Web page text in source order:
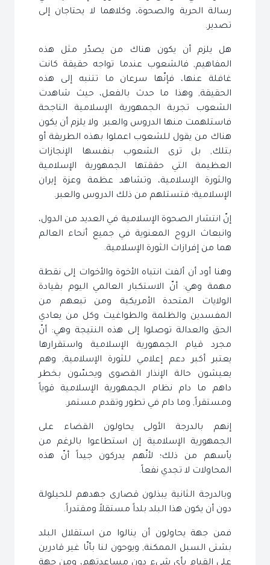
رسالة الحرية والصحوة، وكلاهما لا يحتاجان إلى
تصدير.
هل يلزم أن يكون هناك من يصدّر مثل هذه
المفاهيم, فالشعوب عندما تواجه حقيقة كانت
غافلة عنها، فإنّها سرعان ما تتنبه إلى هذه
الحقيقة, وهذا ما حدث بالفعل، حيث شاهدت
الشعوب تجربة الجمهورية الإسلامية الناجحة
فاستلهمت منها الدروس والعبر. ولا يلزم أن يكون
هناك من يقول للشعوب اعملوا بهذه الطريقة أو
بتلك, بل ترى الشعوب بنفسها الإنجازات
العظيمة التي حققتها الجمهورية الإسلامية
والثورة الإسلامية، وتشاهد عظمة وعزة إيران
الإسلامية؛ فتستلهم من ذلك الدروس والعبر.
إنّ انتشار الصحوة الإسلامية في العديد من الدول،
وانبعاث الروح المعنوية في جميع أنحاء العالم
هما من إفرازات الثورة الإسلامية.
وهنا أود أن ألفت انتباه الأخوة والأخوات إلى نقطة
مهمة وهي: أنّ الاستكبار العالمي اليوم بقيادة
الولايات المتحدة الأمريكية ومن تبعهم من
المفسدين والظلمة والطواغيت وكل من يعادي
الحق والعدالة توصلوا إلى هذه النتيجة وهي: أنّ
مجرد قيام الجمهورية الإسلامية واستقرارها
يعتبر أكبر دعم إعلامي للثورة الإسلامية, وهم
يعيشون حالة الإنذار القصوى ويحسّون بخطر
داهم ما دام نظام الجمهورية الإسلامية قوياً
ومستقراً, وما دام في تطور وتقدم مستمر.
إنهم بالدرجة الأولى يحاولون القضاء على
الجمهورية الإسلامية إن استطاعوا بالرغم من
يأسهم من ذلك؛ لأنّهم يدركون جيداً أنّ هذه
المحاولات لا تجدي نفعاً.
وبالدرجة الثانية يبذلون قصارى جهدهم للحيلولة
دون أن يكون هذا البلد بلداً مستقلاً ومقتدراً.
فمن جهة يحاولون أن ينالوا من استقلال البلد
بشتى السبل الممكنة, ويوحون لنا بأنّا غير قادرين